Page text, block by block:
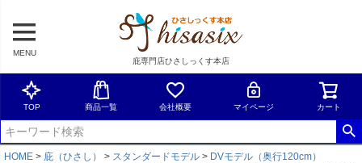
MENU
庇専門店ひさしっくす本店
TOP 商品一覧 会社概要 マイページ カート
HOME 庇（ひさし） スタンダードモデル
DVモデル（奥行120cm）